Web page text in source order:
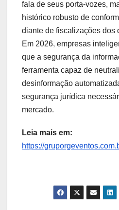
fala de seus porta-vozes,
histórico robusto de
diante de fiscalizações dos
Em 2026, empresas
que a segurança da
ferramenta capaz de
desinformação
segurança jurídica
mercado.
Leia mais em:
https://